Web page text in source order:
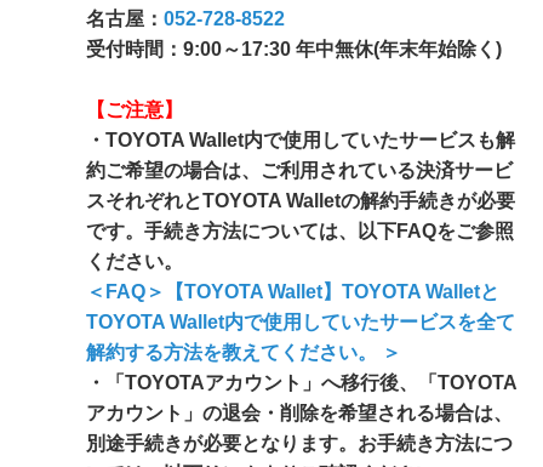
名古屋： 052-728-8522
受付時間：9:00～17:30 年中無休(年末年始除く)
【ご注意】
・TOYOTA Wallet内で使用していたサービスも解
約ご希望の場合は、ご利用されている決済サービ
スそれぞれとTOYOTA Walletの解約手続きが必要
です。手続き方法については、以下FAQをご参照
ください。
＜FAQ＞【TOYOTA Wallet】TOYOTA Walletと
TOYOTA Wallet内で使用していたサービスを全て
解約する方法を教えてください。 ＞
・「TOYOTAアカウント」へ移行後、「TOYOTA
アカウント」の退会・削除を希望される場合は、
別途手続きが必要となります。お手続き方法につ